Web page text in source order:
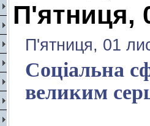
П'ятниця,
П'ятниця, 01
Соціальна
великим